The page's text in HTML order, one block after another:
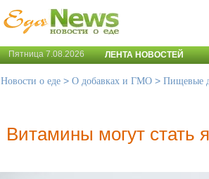
Пятница 7.08.2026 ЛЕНТА НОВОСТЕЙ
Новости о еде > О добавках и ГМО > Пищевые
Витамины могут стать